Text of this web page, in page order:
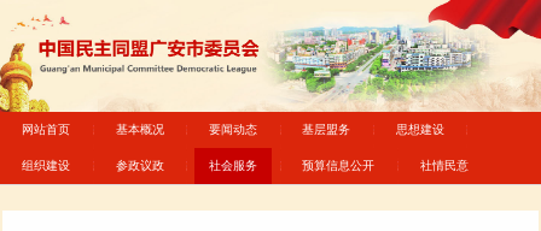
网站首页 基本概况 要闻动态 基层盟务 思想建设
组织建设 参政议政 社会服务 预算信息公开 社情民意